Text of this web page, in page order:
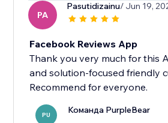
PA
Pasutidizainu/ Jun 19,
Facebook Reviews App
Thank you very much for this
and solution-focused friendly
Recommend for everyone.
PU Команда PurpleBear